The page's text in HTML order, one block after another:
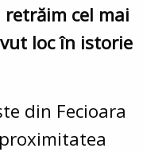
cel mai
loc în istorie
din Fecioara